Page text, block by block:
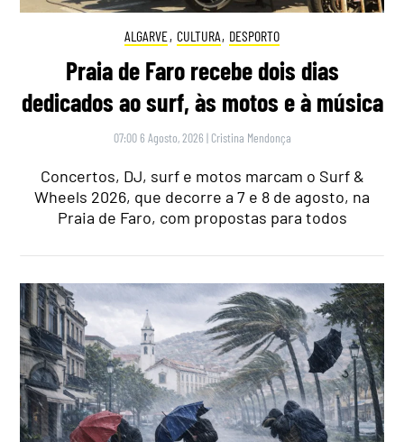
ALGARVE, CULTURA, DESPORTO
Praia de Faro recebe dois dias
dedicados ao surf, às motos e à música
07:00 6 Agosto, 2026 | Cristina Mendonça
Concertos, DJ, surf e motos marcam o Surf &
Wheels 2026, que decorre a 7 e 8 de agosto, na
Praia de Faro, com propostas para todos